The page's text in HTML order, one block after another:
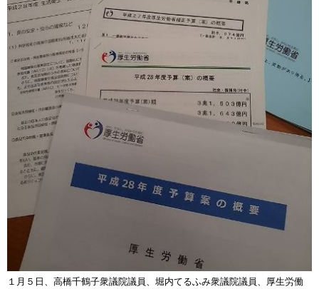
１月５日、高橋千鶴子衆議院議員、堀内てるふみ衆議院議員、厚生労働